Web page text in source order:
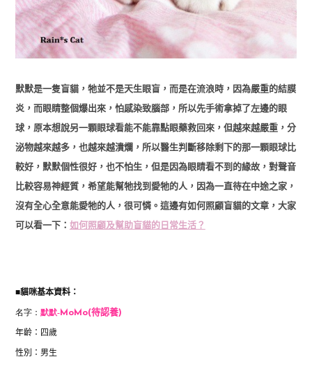
默默是一隻盲貓，牠並不是天生眼盲，而是在流浪時，因為嚴重的結膜
炎，而眼睛整個爆出來，怕感染致腦部，所以先手術拿掉了左邊的眼
球，原本想說另一顆眼球看能不能靠點眼藥救回來，但越來越嚴重，分
泌物越來越多，也越來越潰爛，所以醫生判斷移除剩下的那一顆眼球比
較好，默默個性很好，也不怕生，但是因為眼睛看不到的緣故，對聲音
比較容易神經質，希望能幫牠找到愛牠的人，因為一直待在中途之家，
沒有全心全意能愛牠的人，很可憐。這邊有如何照顧盲貓的文章，大家
可以看一下： 如何照顧及幫助盲貓的日常生活？
■貓咪基本資料：
名字： 默默-MoMo(待認養)
年齡：四歲
性別：男生